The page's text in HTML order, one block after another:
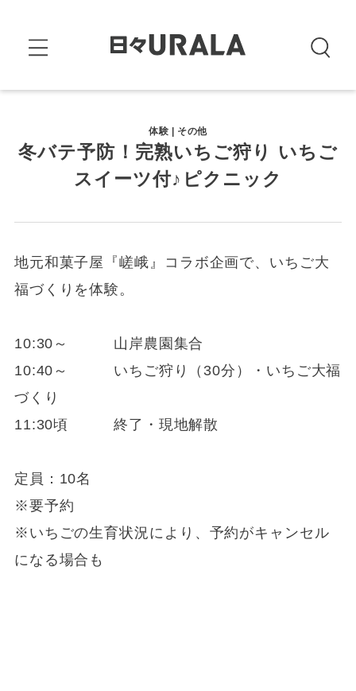
体験 | その他
冬バテ予防！完熟いちご狩り いちご
スイーツ付♪ピクニック
地元和菓子屋『嵯峨』コラボ企画で、いちご大
福づくりを体験。
10:30～ 山岸農園集合
10:40～ いちご狩り（30分）・いちご大福
づくり
11:30頃 終了・現地解散
定員：10名
※要予約
※いちごの生育状況により、予約がキャンセル
になる場合も